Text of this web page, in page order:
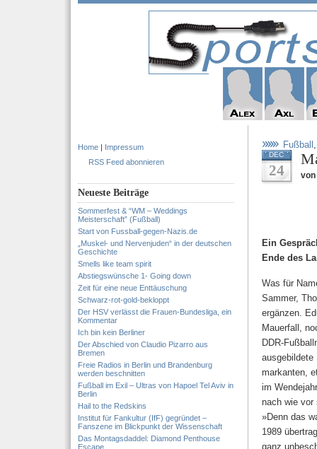
Home | Impressum
RSS Feed abonnieren
Neueste Beiträge
Sommerfest & “WM – Weddings
Meisterschaft” (Fußball)
Start von Fussball-gegen-Nazis.de
„Muskel- und Nervenjuden“ in der deutschen
Geschichte
Smells like team spirit
Abstiegswünsche 1- Going down
Zeit für eine neue Enttäuschung
Schwarz-rot-gold-bekloppt
Der HSV verlässt die Frauen-Bundesliga, ein
Kommentar
Ich bin kein Berliner
Der Abschied von Claudio Pizarro aus
Bremen
Freie Radios in Berlin und Brandenburg
werden beschnitten
Fußball im Exil – Ultras von Hapoel Tel Aviv in
Berlin
Hail to the Redskins
Institut für Fankultur (IfF) gegründet –
Fanszene im Blickpunkt der Wissenschaft
Das Montagsdaddel: Diamond Penthouse
Escape
Fußball
DEC
24 von
Ein
Ende des
Was für
Sammer,
ergänzen.
Mauerfall,
DDR-
ausgebildete
markanten,
im
nach wie vor
»Denn das
1989
ganz